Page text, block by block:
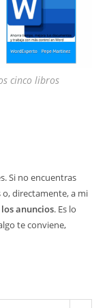
cinco libros
Si no encuentras
directamente, a mi
anuncios. Es lo
te conviene,